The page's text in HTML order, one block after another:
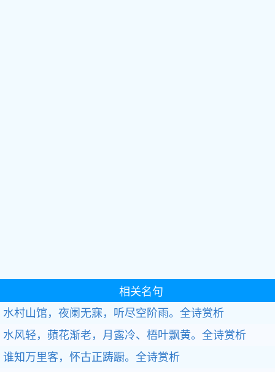
相关名句
水村山馆，夜阑无寐，听尽空阶雨。 全诗赏析
水风轻，蘋花渐老，月露冷、梧叶飘黄。 全诗赏析
谁知万里客，怀古正踌蹰。 全诗赏析